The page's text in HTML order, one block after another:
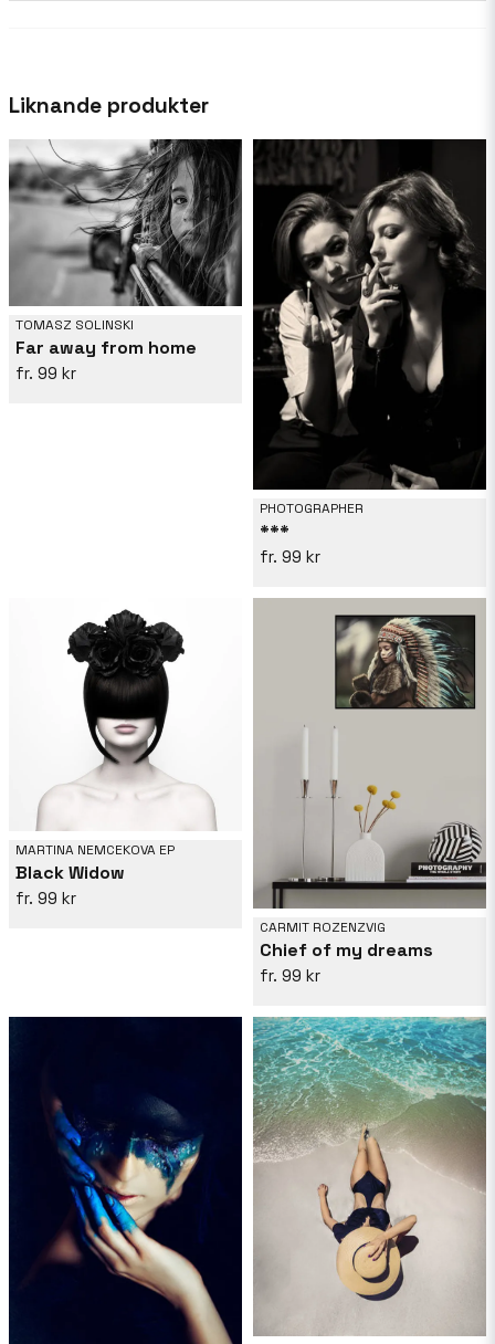
Liknande produkter
TOMASZ SOLINSKI
Far away from home
99 kr
PHOTOGRAPHER
***
99 kr
MARTINA NEMCEKOVA EP
Black Widow
99 kr
CARMIT ROZENZVIG
Chief of my dreams
99 kr